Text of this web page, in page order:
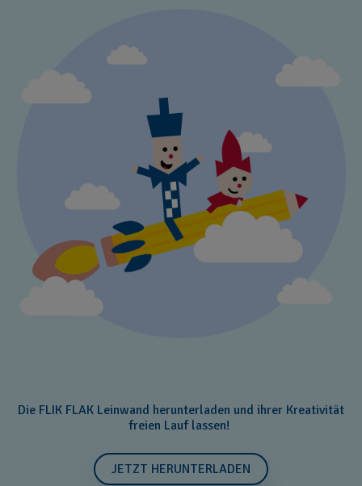
Die FLIK FLAK Leinwand herunterladen und ihrer Kreativität
freien Lauf lassen!
JETZT HERUNTERLADEN